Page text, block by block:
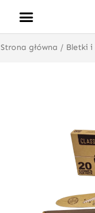
treści
Strona główna / Bletki